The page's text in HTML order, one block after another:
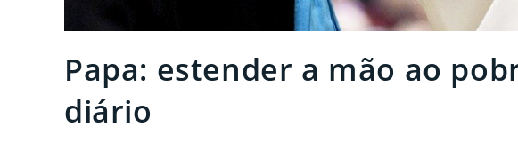
Papa: estender a mão ao
diário